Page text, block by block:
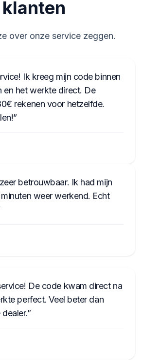
11 07 0210
7918HN065012235
FD0893456589123
UBTE333456X
klanten
over onze service zeggen.
Ik kreeg mijn code binnen
en het werkte direct. De
rekenen voor hetzelfde.
betrouwbaar. Ik had mijn
weer werkend. Echt
De code kwam direct na
perfect. Veel beter dan